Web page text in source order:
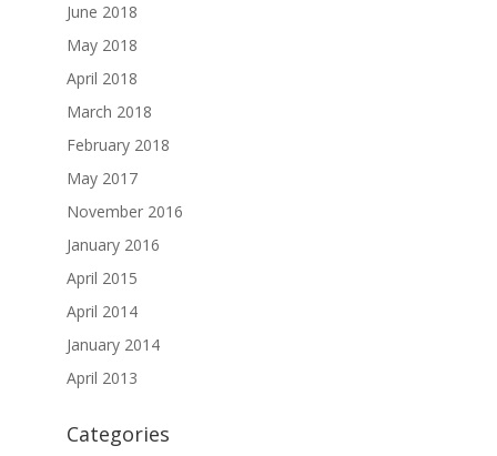
June 2018
May 2018
April 2018
March 2018
February 2018
May 2017
November 2016
January 2016
April 2015
April 2014
January 2014
April 2013
Categories